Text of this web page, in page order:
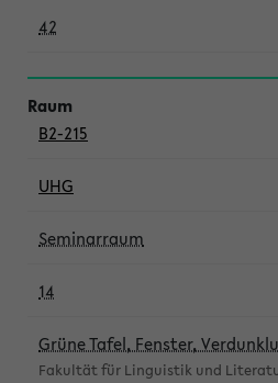
42
B2-215
UHG
Seminarraum
14
Grüne Tafel, Fenster,
Fakultät für Linguistik und